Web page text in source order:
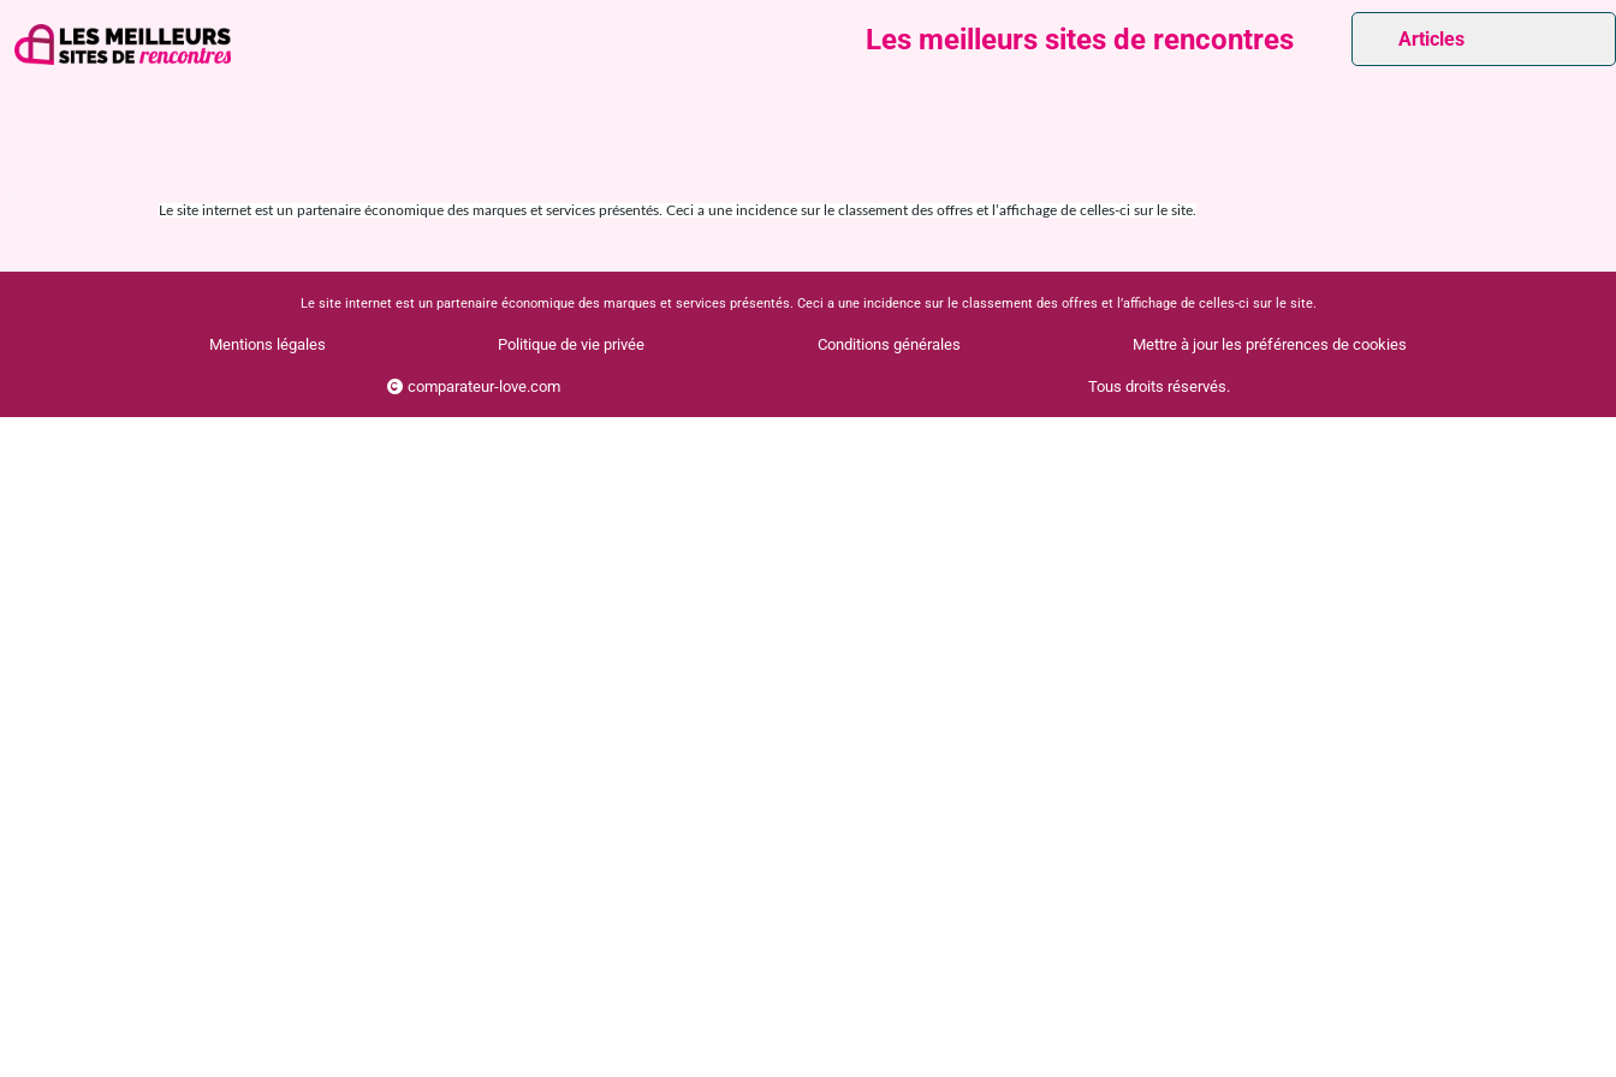
Les meilleurs sites de rencontres Articles
Le site internet est un partenaire économique des marques et services présentés. Ceci a une incidence sur le classement des offres et l’affichage de celles-ci sur le site.
Le site internet est un partenaire économique des marques et services présentés. Ceci a une incidence sur le classement des offres et l’affichage de celles-ci sur le site.
Mentions légales Politique de vie privée Conditions générales Mettre à jour les préférences de cookies
comparateur-love.com Tous droits réservés.